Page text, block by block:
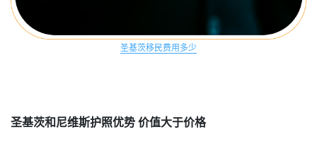
圣基茨移民费用多少
圣基茨和尼维斯护照优势 价值大于价格